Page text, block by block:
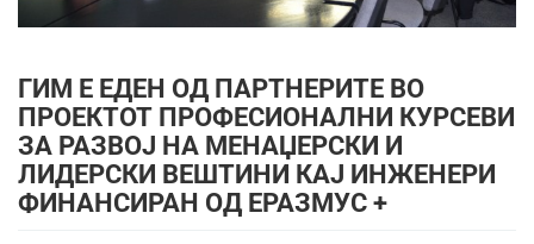
ГИМ Е ЕДЕН ОД ПАРТНЕРИТЕ ВО
ПРОЕКТОТ ПРОФЕСИОНАЛНИ КУРСЕВИ
ЗА РАЗВОЈ НА МЕНАЏЕРСКИ И
ЛИДЕРСКИ ВЕШТИНИ КАЈ ИНЖЕНЕРИ
ФИНАНСИРАН ОД ЕРАЗМУС +